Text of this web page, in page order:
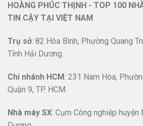
HOÀNG PHÚC THỊNH - TOP 100
TIN CẬY TẠI VIỆT NAM
Trụ sở: 82 Hòa Bình, Phường Quang
Tỉnh Hải Dương.
Chi nhánh HCM: 231 Nam Hòa,
Quận 9, TP. HCM.
Nhà máy SX: Cụm Công nghiệp huyện